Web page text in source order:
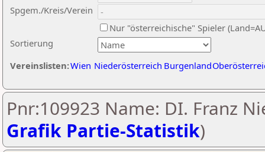
Sortierung
Spgem./Kreis/Verein
Nur "österreichische" Spieler
Vereinslisten:Wien Niederösterreich Burgenland
Pnr:109923 Name: DI. Franz
Grafik Partie-Statistik)